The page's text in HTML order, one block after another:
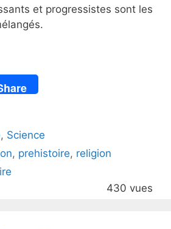
et progressistes sont les
, Science
, prehistoire, religion
430 vues